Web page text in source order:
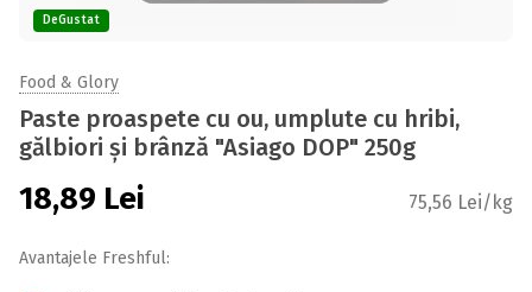
DeGustat
Food & Glory
Paste proaspete cu ou, umplute cu hribi,
gălbiori și brânză "Asiago DOP" 250g
18,89 Lei 75,56 Lei/kg
Avantajele Freshful: